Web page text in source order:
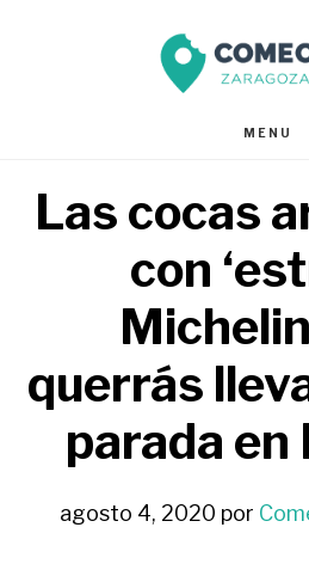
página
MENU
Las cocas
con
querrás
parada en
agosto 4, 2020 por